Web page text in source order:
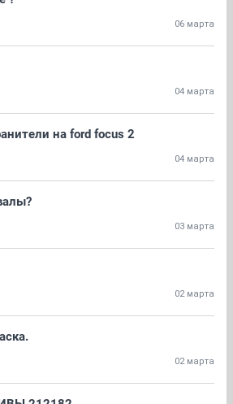
06 марта
04 марта
на ford focus 2
04 марта
03 марта
02 марта
02 марта